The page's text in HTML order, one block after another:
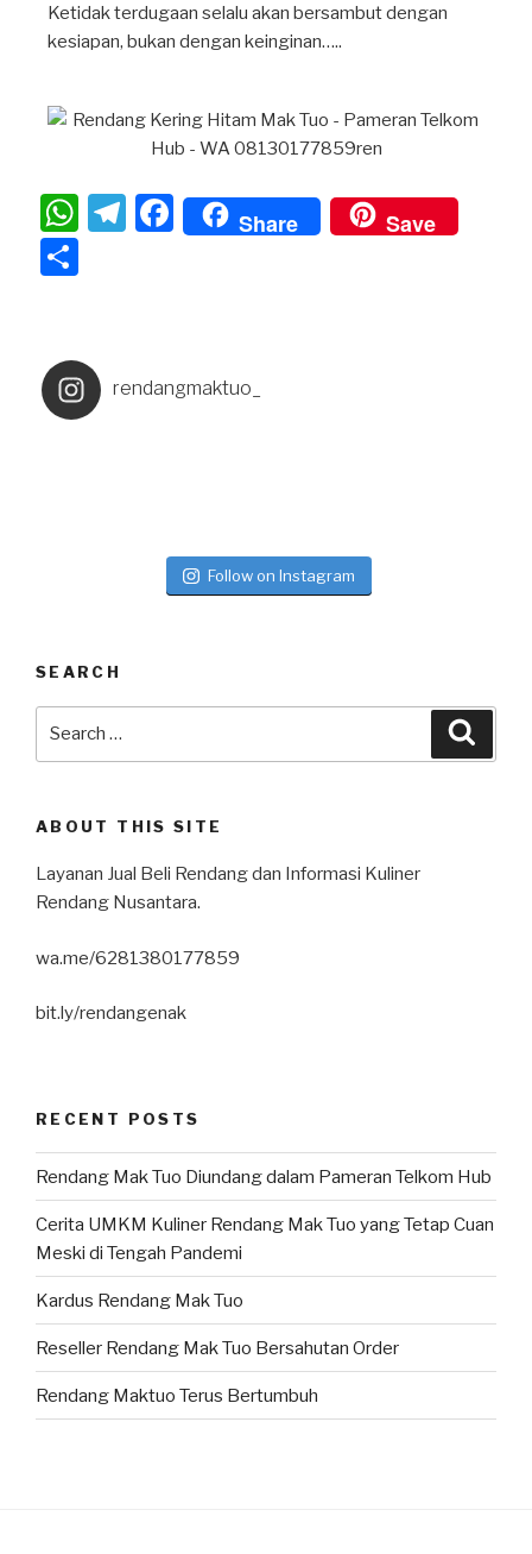
Ketidak terdugaan selalu akan bersambut dengan
kesiapan, bukan dengan keinginan…..
W
A
p
T
m
F
a
o
Share Save
e rendangmaktuo_
Follow on Instagram
SEARCH
ABOUT THIS SITE
Layanan Jual Beli Rendang dan Informasi Kuliner
Rendang Nusantara.
wa.me/6281380177859
bit.ly/rendangenak
RECENT POSTS
Rendang Mak Tuo Diundang dalam Pameran Telkom Hub
Cerita UMKM Kuliner Rendang Mak Tuo yang Tetap Cuan
Meski di Tengah Pandemi
Kardus Rendang Mak Tuo
Reseller Rendang Mak Tuo Bersahutan Order
Rendang Maktuo Terus Bertumbuh